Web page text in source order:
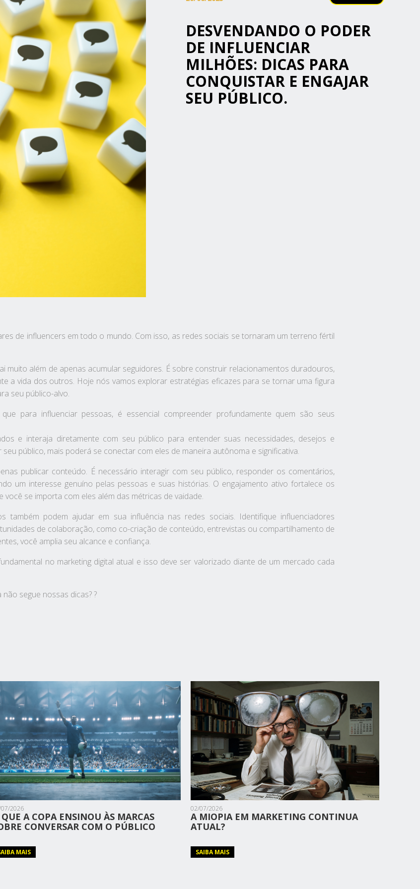
DESVENDANDO O PODER
DE INFLUENCIAR
MILHÕES: DICAS PARA
CONQUISTAR E ENGAJAR
SEU PÚBLICO.
de influencers em todo o mundo. Com isso, as redes sociais se tornaram um terreno fértil
muito além de apenas acumular seguidores. É sobre construir relacionamentos duradouros,
a vida dos outros. Hoje nós vamos explorar estratégias eficazes para se tornar uma figura
seu público-alvo.
para influenciar pessoas, é essencial compreender profundamente quem são seus
e interaja diretamente com seu público para entender suas necessidades, desejos e
público, mais poderá se conectar com eles de maneira autônoma e significativa.
publicar conteúdo. É necessário interagir com seu público, responder os comentários,
um interesse genuíno pelas pessoas e suas histórias. O engajamento ativo fortalece os
se importa com eles além das métricas de vaidade.
também podem ajudar em sua influência nas redes sociais. Identifique influenciadores
de colaboração, como co-criação de conteúdo, entrevistas ou compartilhamento de
você amplia seu alcance e confiança.
no marketing digital atual e isso deve ser valorizado diante de um mercado cada
segue nossas dicas? ?
2026
A COPA ENSINOU ÀS MARCAS
CONVERSAR COM O PÚBLICO
MAIS
02/07/2026
A MIOPIA EM MARKETING CONTINUA
ATUAL?
SAIBA MAIS